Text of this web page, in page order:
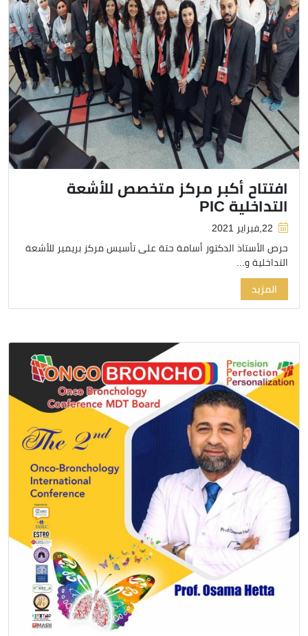
افتتاح أكبر مركز متخصص للأشعة
التداخلية PIC
22,فبراير 2021
حرص الأستاذ الدكتور أسامة حتة على تأسيس مركز بريمير للأشعة
التداخلية و...
المزيد